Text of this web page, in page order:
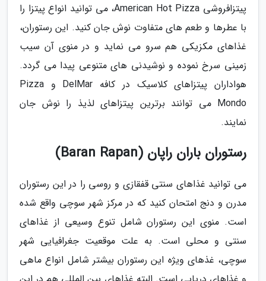
پیتزافروشی American Hot Pizza، می توانید انواع پیتزا را
با عطرها و طعم های متفاوت نوش جان کنید. این رستوران،
غذاهای مکزیکی هم سرو می نماید و در منوی آن سیب
زمینی سرخ نموده و نوشیدنی های متنوعی پیدا می گردد.
هواداران پیتزاهای کلاسیک در کافه DelMar و Pizza
Mondo می توانند برترین پیتزاهای لذیذ را نوش جان
نمایند.
رستوران باران راپان (Baran Rapan)
می توانید غذاهای سنتی قفقازی و روسی را در این رستوران
مدرن و دنج امتحان کنید که در مرکز شهر سوچی واقع شده
است. منوی این رستوران شامل تنوع وسیعی از غذاهای
سنتی و محلی است. به علت موقعیت جغرافیایی شهر
سوچی، غذهای ویژه این رستوران بیشتر شامل انواع ماهی